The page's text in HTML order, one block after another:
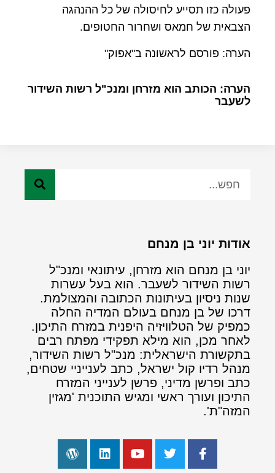
פעולה כזו תסייע לחיסולה של כל ההנהגה
הצבאית של חמאס ושחרור החטופים.
הערה: פורסם לראשונה ב"אפוק"
הערה: הכותב הוא מזרחן ומנכ"ל רשות השידור
לשעבר
אודות יוני בן מנחם
יוני בן מנחם הוא מזרחן, עיתונאי ומנכ"ל
רשות השידור לשעבר. הוא בעל עשרות
שנות ניסיון בעיתונות הכתובה והמצולמת.
דרכו של בן מנחם בעולם המדיה החלה
כמפיק של הטלוויזיה היפנית במזרח התיכון.
לאחר מכן, הוא מילא תפקידי מפתח רבים
בתקשורת הישראלית: מנכ"ל רשות השידור,
מנהל רדיו קול ישראל, כתב לענייניי שטחים,
כתב ופרשן מדיני, פרשן לענייני המזרח
התיכון ועורך ראשי ומגיש התוכנית 'מגזין
המזה"ת'.